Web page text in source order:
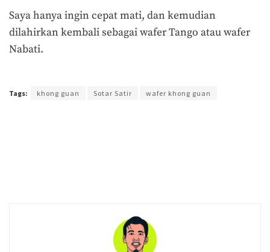
Saya hanya ingin cepat mati, dan kemudian
dilahirkan kembali sebagai wafer Tango atau wafer
Nabati.
Tags: khong guan Sotar Satir wafer khong guan